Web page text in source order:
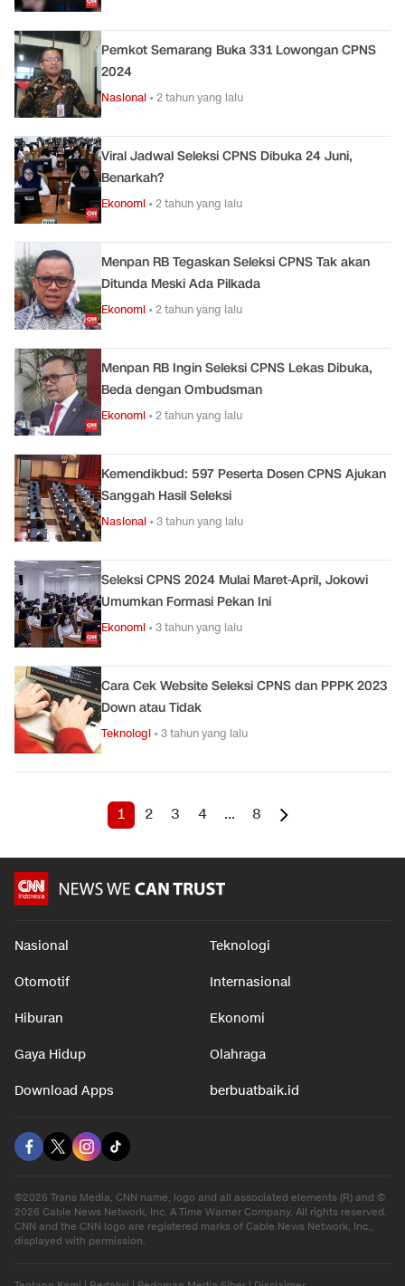
Pemkot Semarang Buka 331 Lowongan CPNS
2024
Nasional •2 tahun yang lalu
Viral Jadwal Seleksi CPNS Dibuka 24 Juni,
Benarkah?
Ekonomi •2 tahun yang lalu
Menpan RB Tegaskan Seleksi CPNS Tak akan
Ditunda Meski Ada Pilkada
Ekonomi •2 tahun yang lalu
Menpan RB Ingin Seleksi CPNS Lekas Dibuka,
Beda dengan Ombudsman
Ekonomi •2 tahun yang lalu
Kemendikbud: 597 Peserta Dosen CPNS Ajukan
Sanggah Hasil Seleksi
Nasional •3 tahun yang lalu
Seleksi CPNS 2024 Mulai Maret-April, Jokowi
Umumkan Formasi Pekan Ini
Ekonomi •3 tahun yang lalu
Cara Cek Website Seleksi CPNS dan PPPK 2023
Down atau Tidak
Teknologi •3 tahun yang lalu
1 2 3 4 ... 8
Nasional Teknologi
Otomotif Internasional
Hiburan Ekonomi
Gaya Hidup Olahraga
Download Apps berbuatbaik.id
©2026 Trans Media, CNN name, logo and all associated elements (R) and ©
2026 Cable News Network, Inc. A Time Warner Company. All rights reserved.
CNN and the CNN logo are registered marks of Cable News Network, Inc.,
displayed with permission.